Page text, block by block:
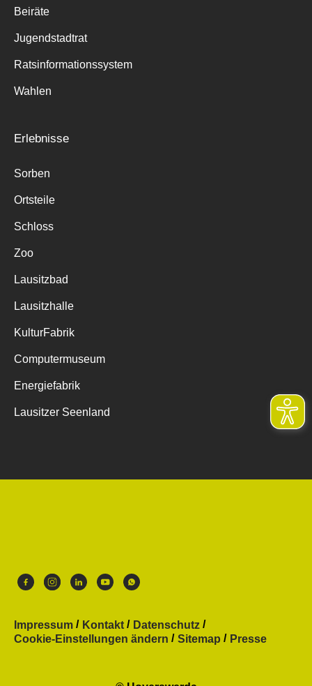
Beiräte
Jugendstadtrat
Ratsinformationssystem
Wahlen
Erlebnisse
Sorben
Ortsteile
Schloss
Zoo
Lausitzbad
Lausitzhalle
KulturFabrik
Computermuseum
Energiefabrik
Lausitzer Seenland
Impressum Kontakt
Datenschutz
Cookie-Einstellungen ändern
Sitemap Presse